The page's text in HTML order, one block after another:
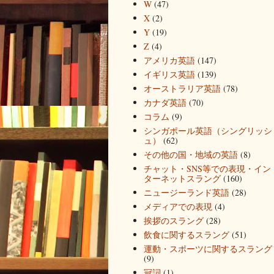
W (47)
X (2)
Y (19)
Z (4)
アメリカ英語 (147)
イギリス英語 (139)
オーストラリア英語 (78)
カナダ英語 (70)
コラム (9)
シンガポール英語（シングリッシ
ュ）
(62)
その他の国・地域の英語 (8)
チャット・SNS等での表現・イン
ターネットスラング (160)
ニュージーランド英語 (28)
メディアでの表現 (4)
挨拶のスラング (28)
飲食に関するスラング (51)
運動・スポーツに関するスラング
(9)